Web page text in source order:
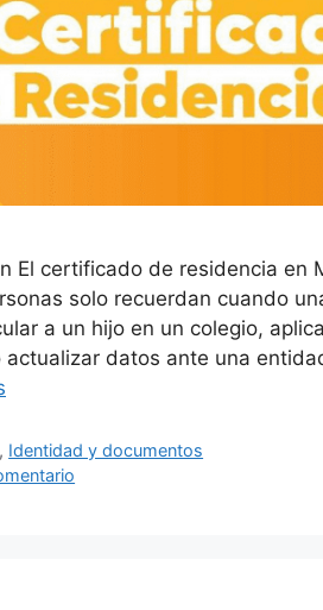
El certificado de residencia en
solo recuerdan cuando
a un hijo en un colegio,
actualizar datos ante una
, Identidad y documentos